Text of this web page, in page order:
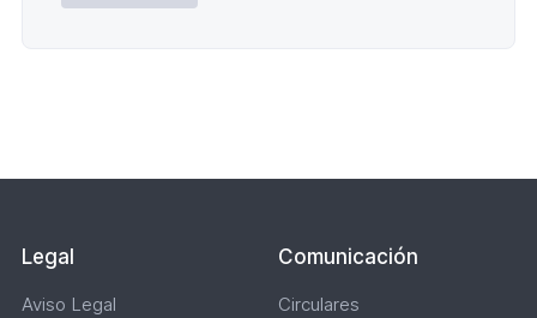
Legal
Aviso Legal
Comunicación
Circulares